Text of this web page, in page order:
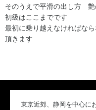
そのうえで平滑の出し方 艶
初級はここまでです
最初に乗り越えなければな
頂きます
東京近郊、静岡を中心に